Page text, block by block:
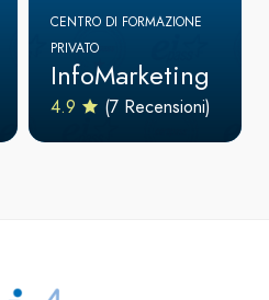
CENTRO DI FORMAZIONE
PRIVATO
InfoMarketing
4.9 (7 Recensioni)